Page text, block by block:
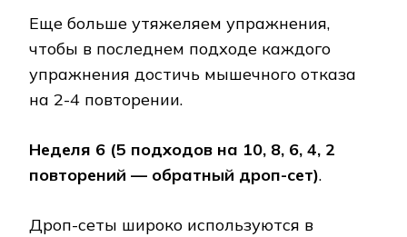
Еще больше утяжеляем упражнения,
чтобы в последнем подходе каждого
упражнения достичь мышечного отказа
на 2-4 повторении.
Неделя 6 (5 подходов на 10, 8, 6, 4, 2
повторений — обратный дроп-сет).
Дроп-сеты широко используются в